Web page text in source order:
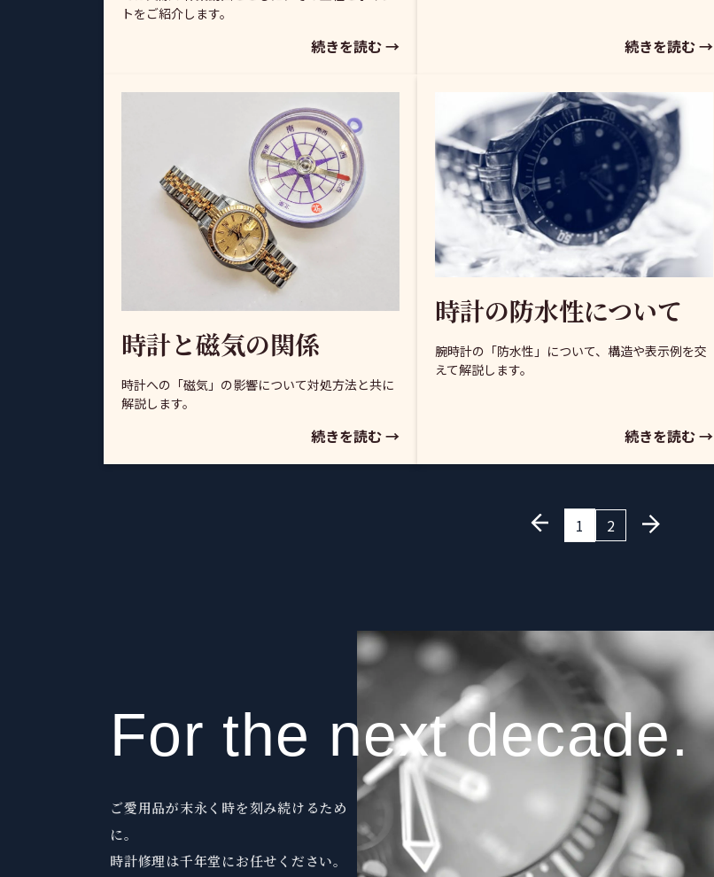
トをご紹介します。
続きを読む → 続きを読む →
時計と磁気の関係
時計への「磁気」の影響について対処方法と共に
解説します。
続きを読む →
時計の防水性について
腕時計の「防水性」について、構造や表示例を交
えて解説します。
続きを読む →
1 2
For the next decade.
ご愛用品が末永く時を刻み続けるため
に。
時計修理は千年堂にお任せください。